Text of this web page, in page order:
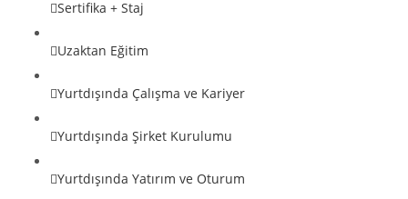
Sertifika + Staj
Uzaktan Eğitim
Yurtdışında Çalışma ve Kariyer
Yurtdışında Şirket Kurulumu
Yurtdışında Yatırım ve Oturum